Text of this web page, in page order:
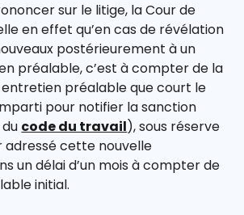
sur le litige, la Cour de
en effet qu’en cas de révélation
postérieurement à un
préalable, c’est à compter de la
préalable que court le
pour notifier la sanction
code du travail), sous réserve
adressé cette nouvelle
un délai d’un mois à compter de
initial.